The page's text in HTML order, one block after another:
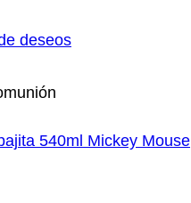
deseos
540ml Mickey Mouse